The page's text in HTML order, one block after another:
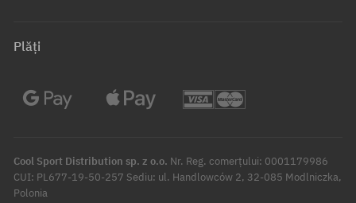
Plăți
Cool Sport Distribution sp. z o.o. Nr. Reg. comerțului: 0001179986
CUI: PL677-19-50-257 Sediu: ul. Handlowców 2, 32-085 Modlniczka,
Polonia